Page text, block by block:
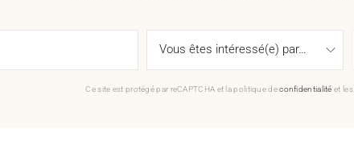
Ce site est protégé par reCAPTCHA et la politique deconfidentialité et